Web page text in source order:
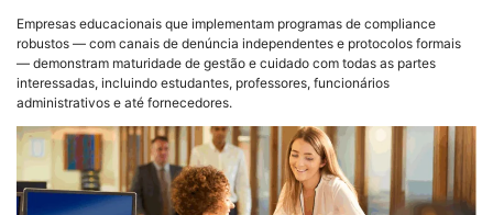
Empresas educacionais que implementam programas de compliance
robustos — com canais de denúncia independentes e protocolos formais
— demonstram maturidade de gestão e cuidado com todas as partes
interessadas, incluindo estudantes, professores, funcionários
administrativos e até fornecedores.